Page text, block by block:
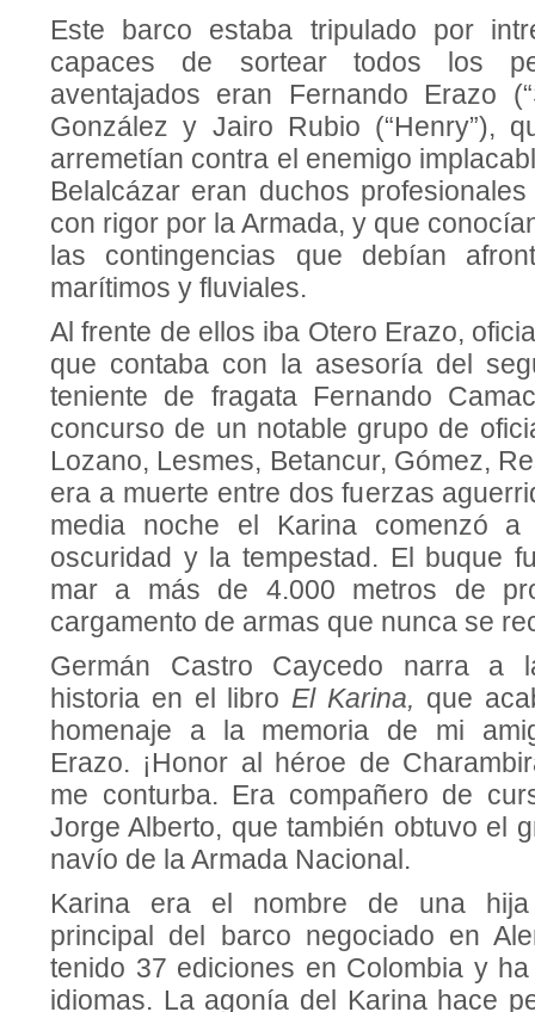
Este barco estaba tripulado por
capaces de sortear todos los
aventajados eran Fernando Erazo
González y Jairo Rubio (“Henry”),
arremetían contra el enemigo
Belalcázar eran duchos
con rigor por la Armada, y que
las contingencias que debían
marítimos y fluviales.
Al frente de ellos iba Otero Erazo,
que contaba con la asesoría del
teniente de fragata Fernando
concurso de un notable grupo de
Lozano, Lesmes, Betancur, Gómez,
era a muerte entre dos fuerzas
media noche el Karina comenzó
oscuridad y la tempestad. El buque
mar a más de 4.000 metros de
cargamento de armas que nunca se
Germán Castro Caycedo narra a
historia en el libroEl Karina, que
homenaje a la memoria de mi
Erazo. ¡Honor al héroe de
me conturba. Era compañero de
Jorge Alberto, que también obtuvo el
navío de la Armada Nacional.
Karina era el nombre de una hija
principal del barco negociado en
tenido 37 ediciones en Colombia y
idiomas. La agonía del Karina hace